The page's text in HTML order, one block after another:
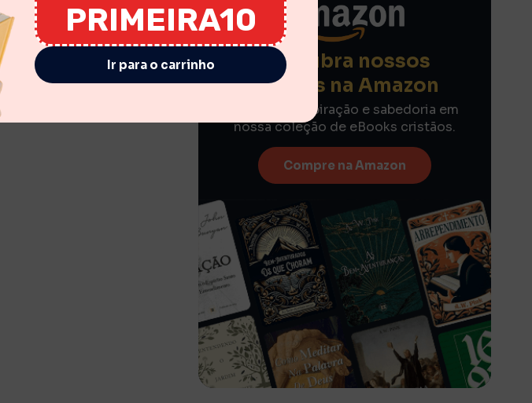
Descubra nossos
eBooks na Amazon
Encontre inspiração e sabedoria em
nossa coleção de eBooks cristãos.
Compre na Amazon
PRIMEIRA10
Ir para o carrinho